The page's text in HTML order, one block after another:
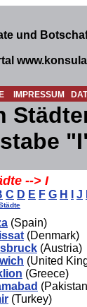
und
IMPRESSUM
--> I
C D E F G H J
(Spain)
(Denmark)
(Austria)
(United
(Greece)
(Turkey)